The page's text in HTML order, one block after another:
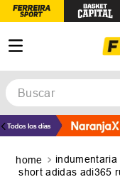
Buscar
TÉRMINOS MÁS
2.
zapatillas
indumentaria
short adidas adi365